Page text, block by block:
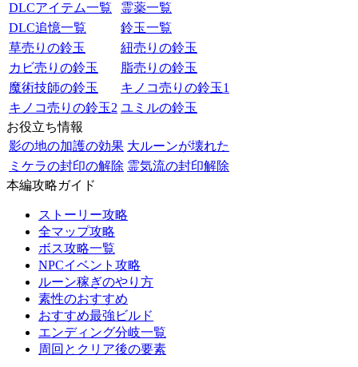
DLCアイテム一覧
霊薬一覧
DLC追憶一覧
鈴玉一覧
草売りの鈴玉
紐売りの鈴玉
カビ売りの鈴玉
脂売りの鈴玉
魔術技師の鈴玉
キノコ売りの鈴玉1
キノコ売りの鈴玉2 ユミルの鈴玉
お役立ち情報
影の地の加護の効果 大ルーンが壊れた
ミケラの封印の解除 霊気流の封印解除
本編攻略ガイド
ストーリー攻略
全マップ攻略
ボス攻略一覧
NPCイベント攻略
ルーン稼ぎのやり方
素性のおすすめ
おすすめ最強ビルド
エンディング分岐一覧
周回とクリア後の要素